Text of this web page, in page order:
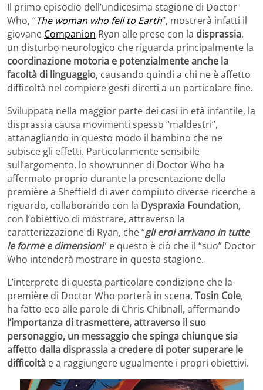
Il primo episodio dell’undicesima stagione di Doctor
Who, “The woman who fell to Earth”, mostrerà infatti il
giovane Companion Ryan alle prese con la disprassia,
un disturbo neurologico che riguarda principalmente la
coordinazione motoria e potenzialmente anche la
facoltà di linguaggio, causando quindi a chi ne è affetto
difficoltà nel compiere gesti diretti a un particolare fine.
Sviluppata nella maggior parte dei casi in età infantile, la
disprassia causa movimenti spesso “maldestri”,
attanagliando in questo modo il bambino che ne
subisce gli effetti. Particolarmente sensibile
sull’argomento, lo showrunner di Doctor Who ha
affermato proprio durante la presentazione della
première a Sheffield di aver compiuto diverse ricerche a
riguardo, collaborando con la Dyspraxia Foundation,
con l’obiettivo di mostrare, attraverso la
caratterizzazione di Ryan, che “gli eroi arrivano in tutte
le forme e dimensioni” e questo è ciò che il “suo” Doctor
Who intenderà mostrare in questa stagione.
L’interprete di questa particolare condizione che la
première di Doctor Who porterà in scena, Tosin Cole,
ha fatto eco alle parole di Chris Chibnall, affermando
l’importanza di trasmettere, attraverso il suo
personaggio, un messaggio che spinga chiunque sia
affetto dalla disprassia a credere di poter superare le
difficoltà e a raggiungere ugualmente i propri obiettivi.